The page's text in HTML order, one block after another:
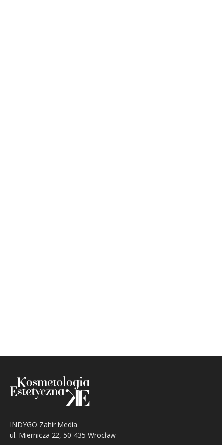
INDYGO Zahir Media
ul. Miernicza 22, 50-435 Wrocław